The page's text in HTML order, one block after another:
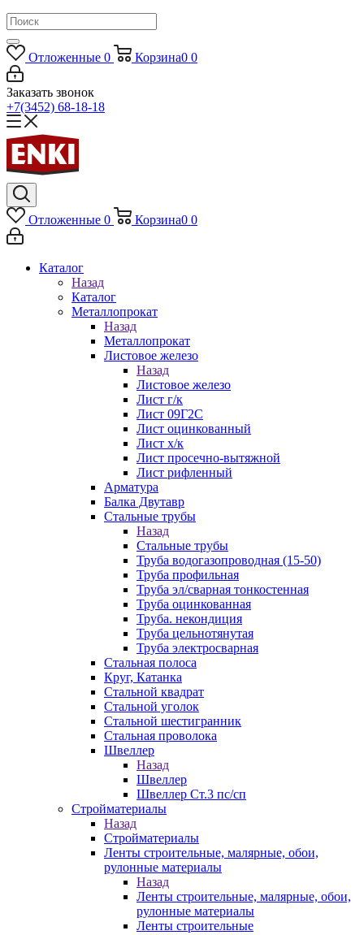
Отложенные 0 Корзина0 0
Заказать звонок
+7(3452) 68-18-18
Отложенные 0 Корзина0 0
Каталог
Назад
Каталог
Металлопрокат
Назад
Металлопрокат
Листовое железо
Назад
Листовое железо
Лист г/к
Лист 09Г2С
Лист оцинкованный
Лист х/к
Лист просечно-вытяжной
Лист рифленный
Арматура
Балка Двутавр
Стальные трубы
Назад
Стальные трубы
Труба водогазопроводная (15-50)
Труба профильная
Труба эл/сварная тонкостенная
Труба оцинкованная
Труба. некондиция
Труба цельнотянутая
Труба электросварная
Стальная полоса
Круг, Катанка
Стальной квадрат
Стальной уголок
Стальной шестигранник
Стальная проволока
Швеллер
Назад
Швеллер
Швеллер Ст.3 пс/сп
Стройматериалы
Назад
Стройматериалы
Ленты строительные, малярные, обои,
рулонные материалы
Назад
Ленты строительные, малярные, обои,
рулонные материалы
Ленты строительные